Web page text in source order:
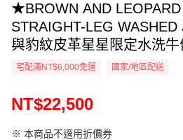
★BROWN AND LEOPARD
STRAIGHT-LEG
與豹紋皮革星星限定水洗牛
宅配滿NT$6,000免運 國家/地區配送
NT$22,500
※ 本商品不適用折價券